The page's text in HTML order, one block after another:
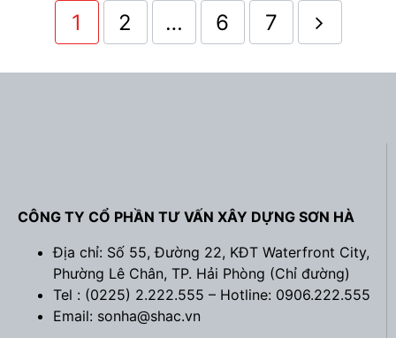
1 2 … 6 7
CÔNG TY CỔ PHẦN TƯ VẤN XÂY DỰNG SƠN HÀ
Địa chỉ: Số 55, Đường 22, KĐT Waterfront City,
Phường Lê Chân, TP. Hải Phòng (Chỉ đường)
Tel : (0225) 2.222.555 – Hotline: 0906.222.555
Email: sonha@shac.vn